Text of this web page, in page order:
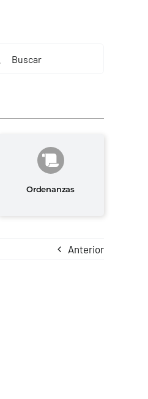
Ordenanzas
Anterior